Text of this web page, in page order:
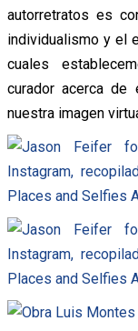
autorretratos es
individualismo y el
cuales
curador acerca de
nuestra imagen